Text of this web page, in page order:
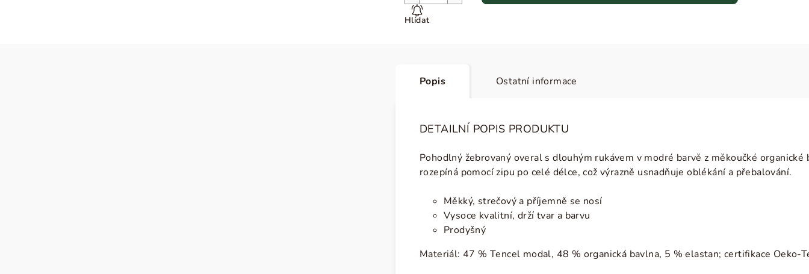
Hlídat
Popis Ostatní informace
DETAILNÍ POPIS PRODUKTU
Pohodlný žebrovaný overal s dlouhým rukávem v modré barvě z měkoučké organické
rozepíná pomocí zipu po celé délce, což výrazně usnadňuje oblékání a přebalování.
Měkký, strečový a příjemně se nosí
Vysoce kvalitní, drží tvar a barvu
Prodyšný
Materiál: 47 % Tencel modal, 48 % organická bavlna, 5 % elastan; certifikace Oeko-